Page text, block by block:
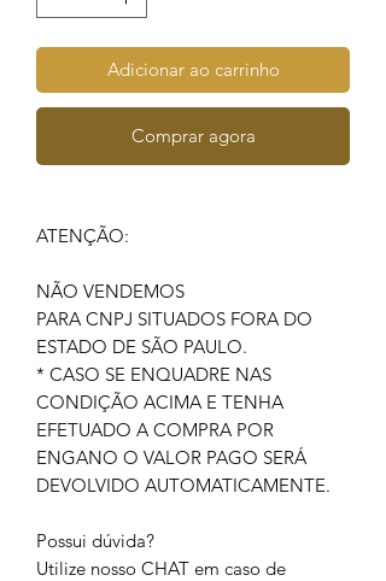
Adicionar ao carrinho
Comprar agora
ATENÇÃO:
NÃO VENDEMOS
PARA CNPJ SITUADOS FORA DO
ESTADO DE SÃO PAULO.
* CASO SE ENQUADRE NAS
CONDIÇÃO ACIMA E TENHA
EFETUADO A COMPRA POR
ENGANO O VALOR PAGO SERÁ
DEVOLVIDO AUTOMATICAMENTE.
Possui dúvida?
Utilize nosso CHAT em caso de